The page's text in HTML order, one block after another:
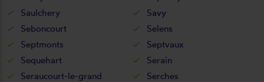
Saulchery
Savy
Seboncourt
Selens
Septmonts
Septvaux
Sequehart
Serain
Seraucourt-le-grand
Serches